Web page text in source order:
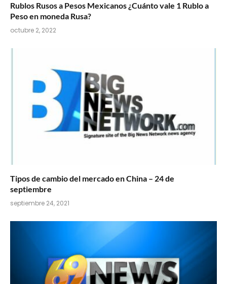
Rublos Rusos a Pesos Mexicanos ¿Cuánto vale 1 Rublo a
Peso en moneda Rusa?
octubre 2, 2022
Tipos de cambio del mercado en China – 24 de
septiembre
septiembre 24, 2021